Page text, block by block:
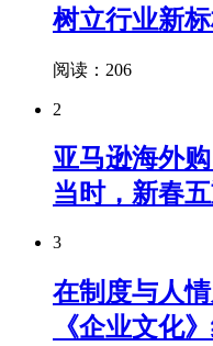
树立行业新
阅读：206
2
亚马逊海外
当时，新春
3
在制度与人
《企业文化